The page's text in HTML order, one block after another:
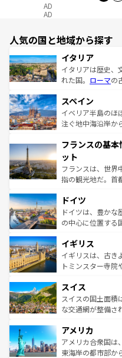
AD
AD
人気の国と地域から探す
イタリア
イタリアは歴史、
れた国。 ローマの
ろん、トスカーナ
景など、自然景観
ピザやパスタなど
ませてくれるイタ
なお、新着のイタ
しい。
スペイン
イベリア半島のほ
注ぐ地中海沿岸か
文化が根付くこの
れる闘牛、そして
る。首都マドリー
アートに溢れた街
せる。地方によっ
ンテンツ一覧を参
フランスの基
ット
フランスは、世界
指の観光地だ。首
で、幅広い魅力が
聖堂、美しいビー
から魅了する。ま
いる。シャンパン
香り高いラベンダ
らに、パリ以外の
れる地方に足を運
きるだ
を参照してほしい
ドイツ
ドイツは、豊かな
の中心に位置する
顔を持つこの国は
ルリンの文化的活
してライン川沿い
は、お酒好きな人には
ドイツ情報はコン
イギリス
イギリスは、古き
トミンスター寺院
リアごとに異なる
ティー、ビール好
戦など、本場だか
ンツ一覧を参照し
スイス
スイスの国土面積
な交通網が整備さ
の建物がそのまま
博物館もあり、ア
ことができる。国
アメリカ
アメリカ合衆国は
東海岸の都市部か